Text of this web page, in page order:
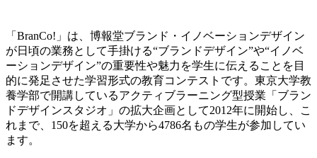
「BranCo!」は、博報堂ブランド・イノベーションデザイン
が日頃の業務として手掛ける“ブランドデザイン”や“イノベ
ーションデザイン”の重要性や魅力を学生に伝えることを目
的に発足させた学習形式の教育コンテストです。東京大学教
養学部で開講しているアクティブラーニング型授業「ブラン
ドデザインスタジオ」の拡大企画として2012年に開始し、こ
れまで、150を超える大学から4786名もの学生が参加してい
ます。